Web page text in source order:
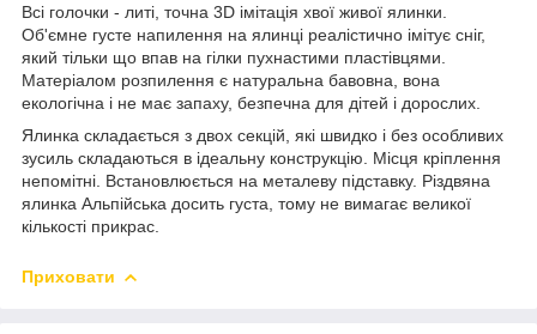
Всі голочки - литі, точна 3D імітація хвої живої ялинки.
Об'ємне густе напилення на ялинці реалістично імітує сніг,
який тільки що впав на гілки пухнастими пластівцями.
Матеріалом розпилення є натуральна бавовна, вона
екологічна і не має запаху, безпечна для дітей і дорослих.
Ялинка складається з двох секцій, які швидко і без особливих
зусиль складаються в ідеальну конструкцію. Місця кріплення
непомітні. Встановлюється на металеву підставку. Різдвяна
ялинка Альпійська досить густа, тому не вимагає великої
кількості прикрас.
Приховати